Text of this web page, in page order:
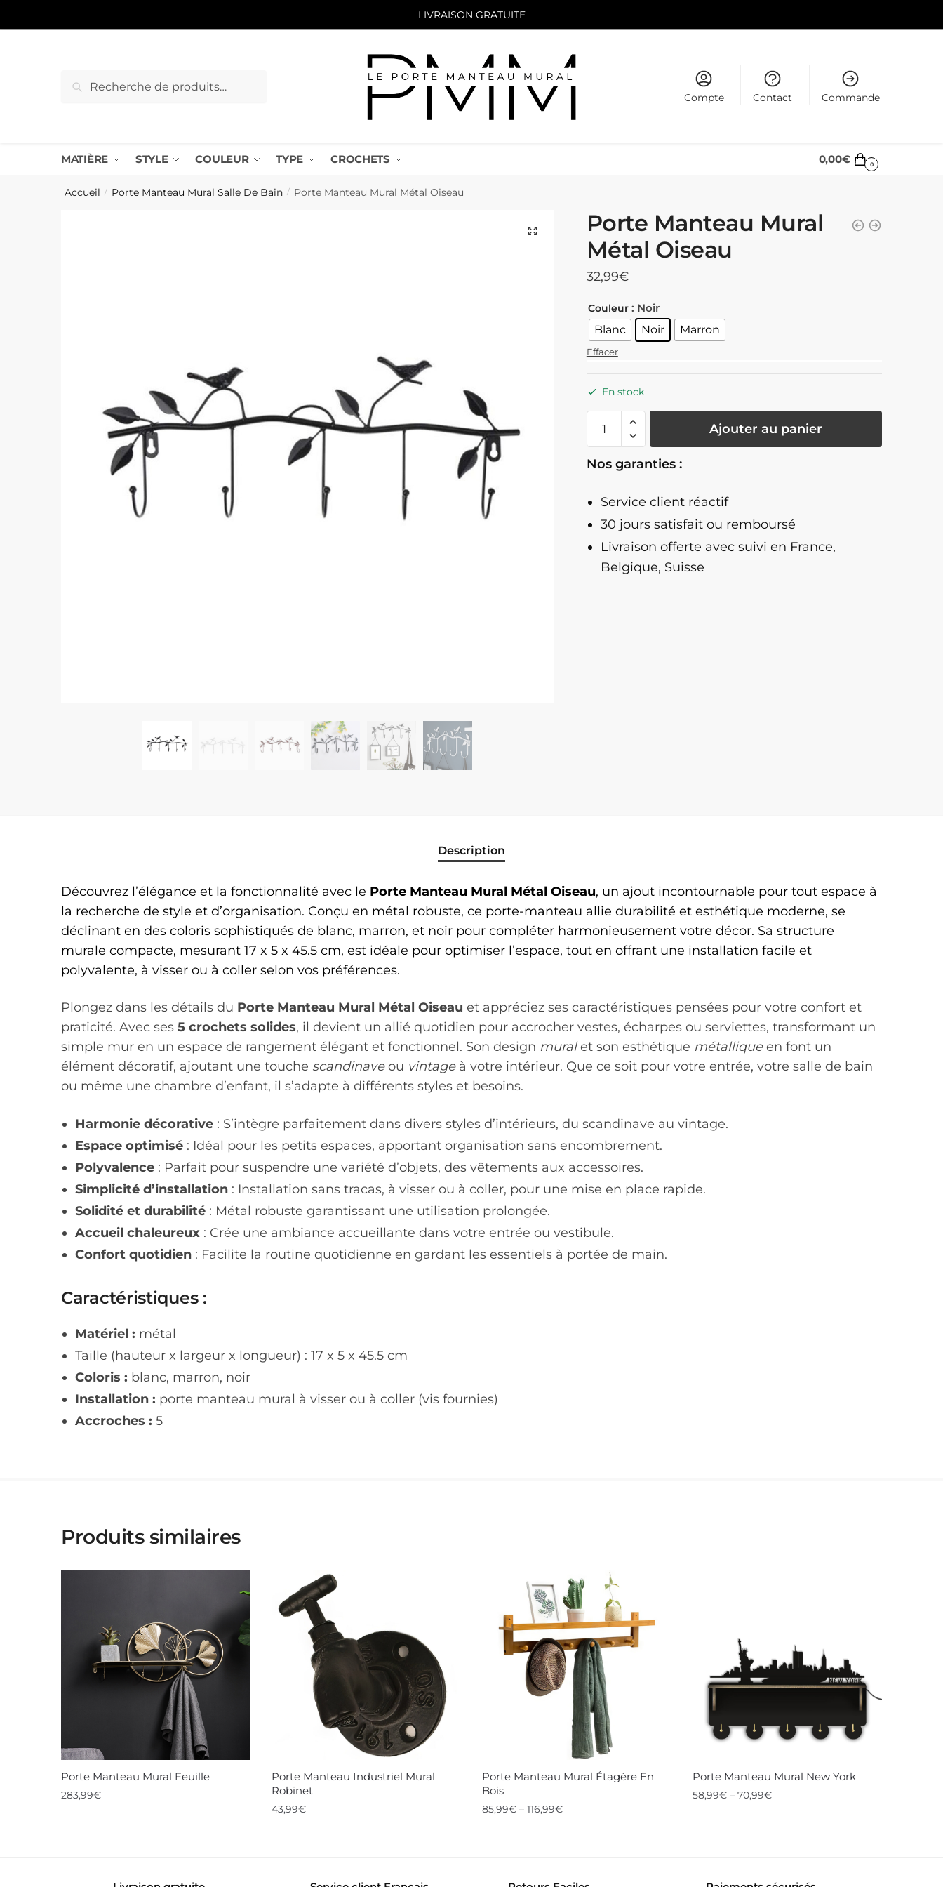
LIVRAISON GRATUITE
pour :
Recherche
Compte Contact Commande
MATIÈRE STYLE COULEUR TYPE CROCHETS 0,00€ 0
Accueil / Porte Manteau Mural Salle De Bain / Porte Manteau Mural Métal Oiseau
Porte Manteau Mural
Métal Oiseau
32,99€
Couleur : Noir
Blanc
Noir Marron
Effacer
En stock
quantité
Manteau
Métal
Oiseau
Ajouter au panier
Nos garanties :
Service client réactif
30 jours satisfait ou remboursé
Livraison offerte avec suivi en France,
Belgique, Suisse
Description
Découvrez l’élégance et la fonctionnalité avec le Porte Manteau Mural Métal Oiseau, un ajout incontournable pour tout espace à
la recherche de style et d’organisation. Conçu en métal robuste, ce porte-manteau allie durabilité et esthétique moderne, se
déclinant en des coloris sophistiqués de blanc, marron, et noir pour compléter harmonieusement votre décor. Sa structure
murale compacte, mesurant 17 x 5 x 45.5 cm, est idéale pour optimiser l’espace, tout en offrant une installation facile et
polyvalente, à visser ou à coller selon vos préférences.
Plongez dans les détails du Porte Manteau Mural Métal Oiseau et appréciez ses caractéristiques pensées pour votre confort et
praticité. Avec ses5 crochets solides, il devient un allié quotidien pour accrocher vestes, écharpes ou serviettes, transformant un
simple mur en un espace de rangement élégant et fonctionnel. Son design muralet son esthétique métalliqueen font un
élément décoratif, ajoutant une touche scandinaveou vintageà votre intérieur. Que ce soit pour votre entrée, votre salle de bain
ou même une chambre d’enfant, il s’adapte à différents styles et besoins.
Harmonie décorative : S’intègre parfaitement dans divers styles d’intérieurs, du scandinave au vintage.
Espace optimisé : Idéal pour les petits espaces, apportant organisation sans encombrement.
Polyvalence : Parfait pour suspendre une variété d’objets, des vêtements aux accessoires.
Simplicité d’installation : Installation sans tracas, à visser ou à coller, pour une mise en place rapide.
Solidité et durabilité : Métal robuste garantissant une utilisation prolongée.
Accueil chaleureux : Crée une ambiance accueillante dans votre entrée ou vestibule.
Confort quotidien : Facilite la routine quotidienne en gardant les essentiels à portée de main.
Caractéristiques :
Matériel : métal
Taille (hauteur x largeur x longueur) : 17 x 5 x 45.5 cm
Coloris : blanc, marron, noir
Installation : porte manteau mural à visser ou à coller (vis fournies)
Accroches : 5
Produits similaires
Porte Manteau Mural Feuille
283,99€
Porte Manteau Industriel Mural
Robinet
43,99€
Porte Manteau Mural Étagère En
Bois
85,99€– 116,99€
Porte Manteau Mural New York
58,99€– 70,99€
plusieurs